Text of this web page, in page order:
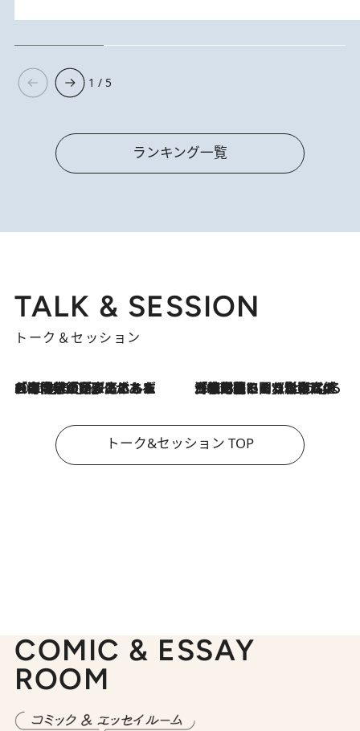
1 / 5
ランキング一覧
TALK & SESSION
トーク＆セッション
2026.8.3
「今後値上げがあるとすれば…」「リスクがあるのは今年の冬」エネルギー専門家が語る、ホルムズ海峡封鎖が家庭にもたらす“ある心配” 2026.8.3
「住宅建てられない…」「サーチャージ料の高値が続いている」ホルムズ海峡封鎖による影響はいつまで続く？《エネルギー専門家に聞く“どうなる日本の暮らし”》
トーク&セッション TOP
COMIC & ESSAY
ROOM